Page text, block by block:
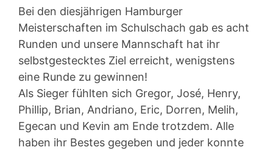
Bei den diesjährigen Hamburger
Meisterschaften im Schulschach gab es acht
Runden und unsere Mannschaft hat ihr
selbstgestecktes Ziel erreicht, wenigstens
eine Runde zu gewinnen!
Als Sieger fühlten sich Gregor, José, Henry,
Phillip, Brian, Andriano, Eric, Dorren, Melih,
Egecan und Kevin am Ende trotzdem. Alle
haben ihr Bestes gegeben und jeder konnte